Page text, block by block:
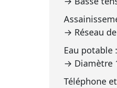
→ Réseau
Eau potable :
→ Diamètre
Téléphone